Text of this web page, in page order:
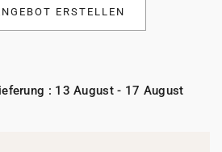
ERSTELLEN
: 13 August - 17 August